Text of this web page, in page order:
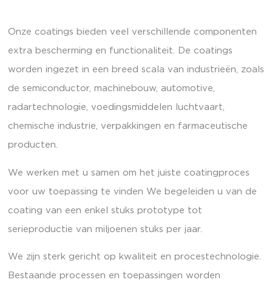
Onze coatings bieden veel verschillende componenten
extra bescherming en functionaliteit. De coatings
worden ingezet in een breed scala van industrieën, zoals
de semiconductor, machinebouw, automotive,
radartechnologie, voedingsmiddelen luchtvaart,
chemische industrie, verpakkingen en farmaceutische
producten.
We werken met u samen om het juiste coatingproces
voor uw toepassing te vinden We begeleiden u van de
coating van een enkel stuks prototype tot
serieproductie van miljoenen stuks per jaar.
We zijn sterk gericht op kwaliteit en procestechnologie.
Bestaande processen en toepassingen worden